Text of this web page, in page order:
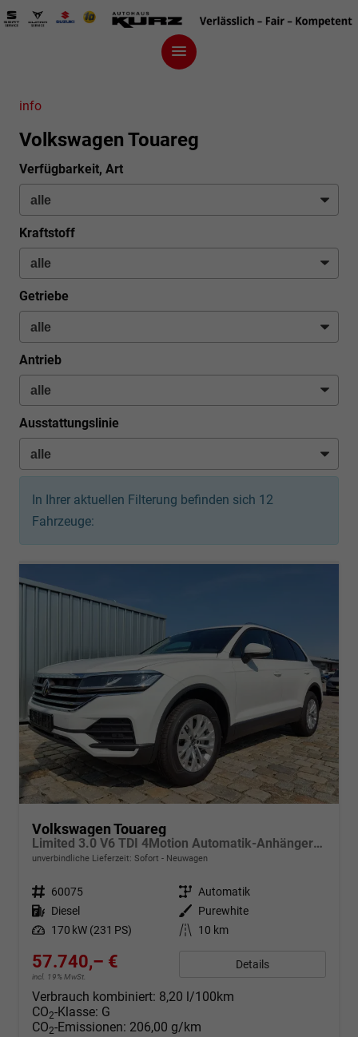
info
Volkswagen Touareg
Verfügbarkeit, Art
Kraftstoff
Getriebe
Antrieb
Ausstattungslinie
In Ihrer aktuellen Filterung befinden sich 12
Fahrzeuge:
Volkswagen Touareg
Limited 3.0 V6 TDI 4Motion Automatik-Anhängerkupplung-Navi-Keyless-ACC-Sitzheizung-Lenkradheizung-el.Heckklappe-18''Alu-Sofort
unverbindliche Lieferzeit: Sofort Neuwagen
Fahrzeugnr. 60075 Getriebe Automatik
Kraftstoff Diesel Außenfarbe
Purewhite
Leistung 170 kW (231 PS) Kilometerstand 10 km
57.740,– €
incl. 19% MwSt.
Details
Verbrauch kombiniert: 8,20 l/100km
CO2-Klasse: G
CO2-Emissionen: 206,00 g/km